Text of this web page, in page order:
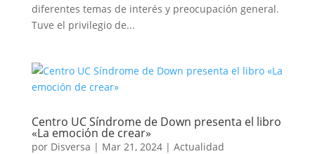
diferentes temas de interés y preocupación general.
Tuve el privilegio de...
Centro UC Síndrome de Down presenta el libro
«La emoción de crear»
por Disversa | Mar 21, 2024| Actualidad